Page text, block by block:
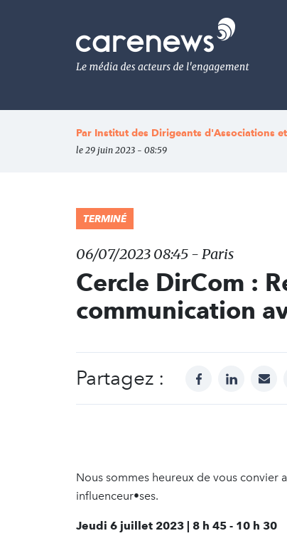
Le
média
de
l'engagement
Par Institut des Dirigeants d'Associations
le 29 juin 2023 - 08:59
TERMINÉ
06/07/2023 08:45 - Paris
Cercle DirCom :
communication
Partagez : facebooklinkedinmail
Nous sommes heureux de vous
influenceur•ses.
Jeudi 6 juillet 2023 | 8 h 45 - 10 h 30